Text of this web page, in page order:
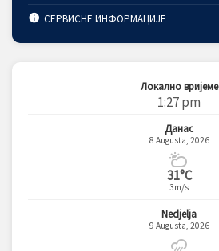
СЕРВИСНЕ ИНФОРМАЦИЈЕ
Локално вријеме
1:27 pm
Данас
8 Augusta, 2026
31°C
3m/s
Nedjelja
9 Augusta, 2026